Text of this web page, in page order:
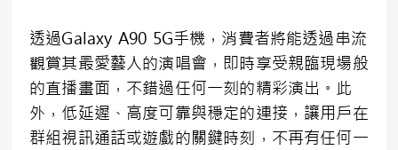
透過Galaxy A90 5G手機，消費者將能透過串流
觀賞其最愛藝人的演唱會，即時享受親臨現場般
的直播畫面，不錯過任何一刻的精彩演出。此
外，低延遲、高度可靠與穩定的連接，讓用戶在
群組視訊通話或遊戲的關鍵時刻，不再有任何一